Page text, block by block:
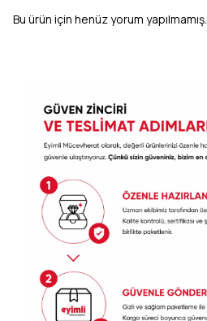
Bu ürün için henüz yorum yapılmamış.